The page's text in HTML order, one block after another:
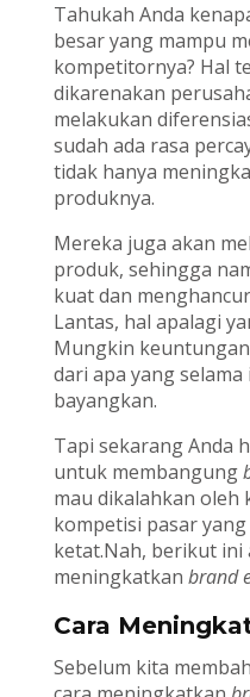
Tahukah Anda
besar yang mampu
kompetitornya? Hal
dikarenakan
melakukan
sudah ada rasa
tidak hanya
produknya.
Mereka juga akan
produk, sehingga
kuat dan
Lantas, hal apalagi
Mungkin
dari apa yang
bayangkan.
Tapi sekarang Anda
untuk membangung
mau dikalahkan oleh
kompetisi pasar
ketat.Nah, berikut
meningkatkan brand
Cara
Sebelum kita